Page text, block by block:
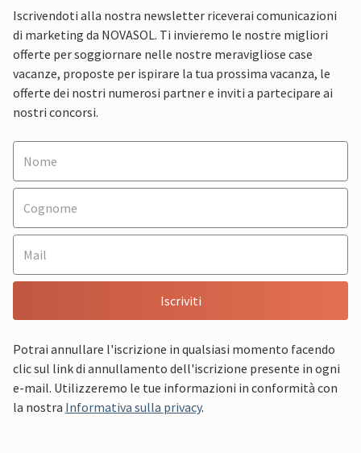
Iscrivendoti alla nostra newsletter riceverai comunicazioni
di marketing da NOVASOL. Ti invieremo le nostre migliori
offerte per soggiornare nelle nostre meravigliose case
vacanze, proposte per ispirare la tua prossima vacanza, le
offerte dei nostri numerosi partner e inviti a partecipare ai
nostri concorsi.
Iscriviti
Potrai annullare l'iscrizione in qualsiasi momento facendo
clic sul link di annullamento dell'iscrizione presente in ogni
e-mail. Utilizzeremo le tue informazioni in conformità con
la nostra Informativa sulla privacy.